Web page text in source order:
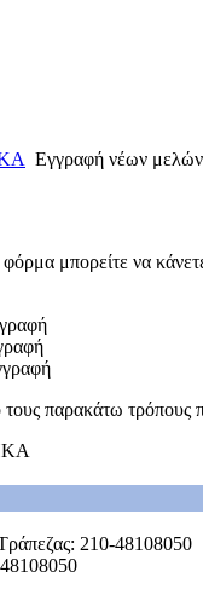
Εγγραφή νέων μελών
μπορείτε να
τους παρακάτω τρόπους
210-48108050